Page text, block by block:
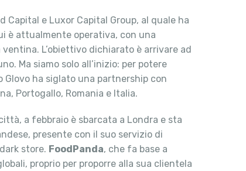
Capital e Luxor Capital Group, al quale ha
è attualmente operativa, con una
L’obiettivo dichiarato è arrivare ad
Ma siamo solo all’inizio: per potere
ha siglato una partnership con
Portogallo, Romania e Italia.
a febbraio è sbarcata a Londra e sta
presente con il suo servizio di
store. FoodPanda, che fa base a
proprio per proporre alla sua clientela